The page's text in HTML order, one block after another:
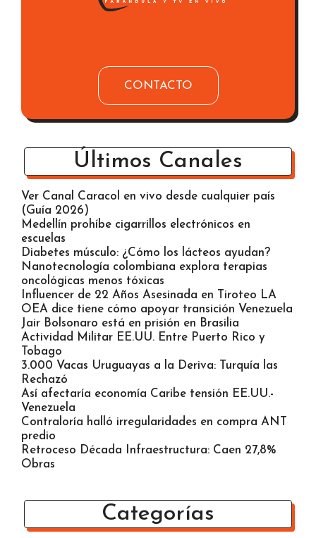
CONTACTO
Últimos Canales
Ver Canal Caracol en vivo desde cualquier país
(Guía 2026)
Medellín prohíbe cigarrillos electrónicos en
escuelas
Diabetes músculo: ¿Cómo los lácteos ayudan?
Nanotecnología colombiana explora terapias
oncológicas menos tóxicas
Influencer de 22 Años Asesinada en Tiroteo LA
OEA dice tiene cómo apoyar transición Venezuela
Jair Bolsonaro está en prisión en Brasilia
Actividad Militar EE.UU. Entre Puerto Rico y
Tobago
3.000 Vacas Uruguayas a la Deriva: Turquía las
Rechazó
Así afectaría economía Caribe tensión EE.UU.-
Venezuela
Contraloría halló irregularidades en compra ANT
predio
Retroceso Década Infraestructura: Caen 27,8%
Obras
Categorías